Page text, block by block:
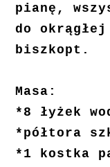
pianę,
do
biszkopt.
Masa:
*8 łyżek
*półtora
*1 kostka